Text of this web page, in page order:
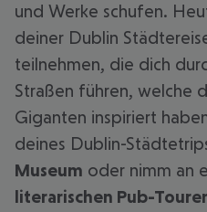
und Werke schufen.
deiner Dublin
teilnehmen, die dich
Straßen führen, welche
Giganten inspiriert
deines Dublin-
Museum oder nimm an
literarischen Pub-